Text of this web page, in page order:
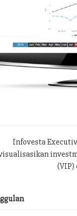
Infovesta
(VIP)